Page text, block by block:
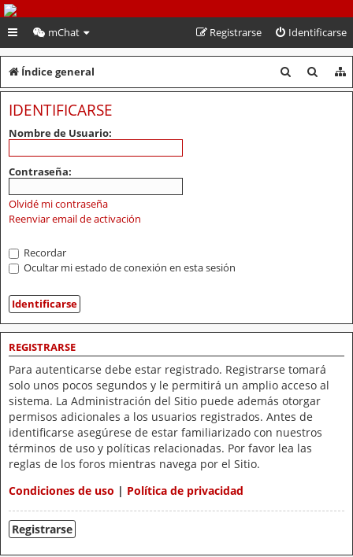
PeruVoley.com
mChat Identificarse
Registrarse
Índice general
u
u
IDENTIFICARSE
Nombre de Usuario:
Contraseña:
Olvidé mi contraseña
Reenviar email de activación
Recordar
Ocultar mi estado de conexión en esta sesión
REGISTRARSE
Para autenticarse debe estar registrado. Registrarse tomará
solo unos pocos segundos y le permitirá un amplio acceso al
sistema. La Administración del Sitio puede además otorgar
permisos adicionales a los usuarios registrados. Antes de
identificarse asegúrese de estar familiarizado con nuestros
términos de uso y políticas relacionadas. Por favor lea las
reglas de los foros mientras navega por el Sitio.
Condiciones de uso | Política de privacidad
Registrarse